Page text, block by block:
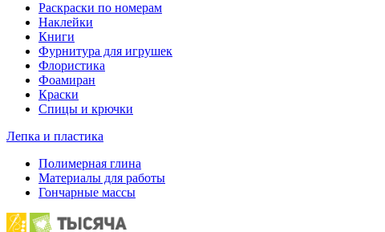
Раскраски по номерам
Наклейки
Книги
Фурнитура для игрушек
Флористика
Фоамиран
Краски
Спицы и крючки
Лепка и пластика
Полимерная глина
Материалы для работы
Гончарные массы